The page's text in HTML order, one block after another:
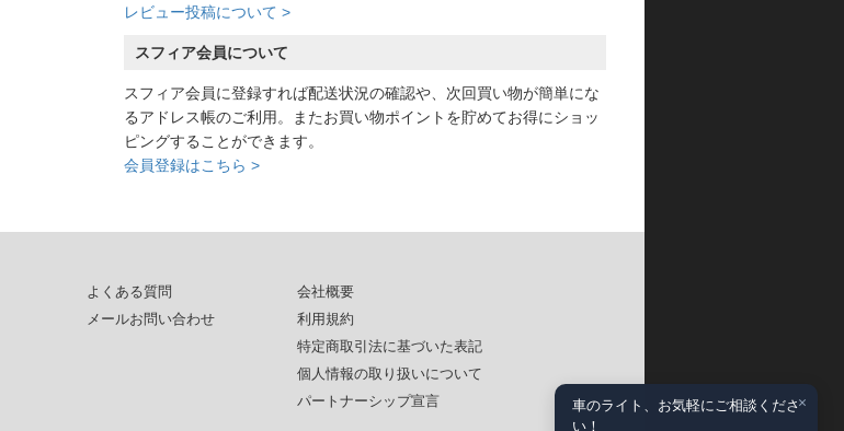
レビュー投稿について >
スフィア会員について
スフィア会員に登録すれば配送状況の確認や、次回買い物が簡単にな
るアドレス帳のご利用。またお買い物ポイントを貯めてお得にショッ
ピングすることができます。
会員登録はこちら >
よくある質問
メールお問い合わせ
会社概要
利用規約
特定商取引法に基づいた表記
個人情報の取り扱いについて
パートナーシップ宣言
×
車のライト、お気軽にご相談くださ
い！